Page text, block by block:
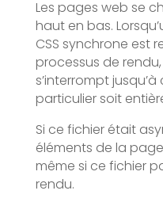
Les pages web se
haut en bas.
CSS synchrone est
processus de
s’interrompt
particulier soit
Si ce fichier était
éléments de la
même si ce fichier
rendu.